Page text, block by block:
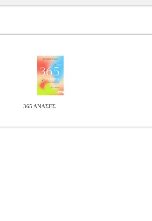
365 ΑΝΑΣΕΣ